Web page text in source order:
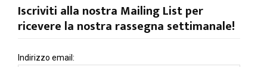
Iscriviti alla nostra Mailing List per
ricevere la nostra rassegna settimanale!
Indirizzo email: